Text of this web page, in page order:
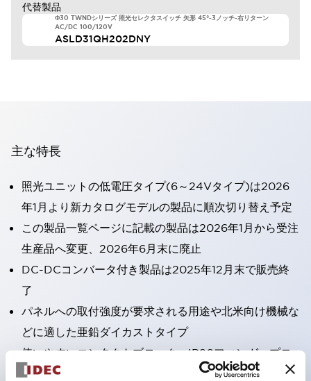
代替製品
Φ30 TWNDシリーズ 照光セレクタスイッチ 矢形 45°-3ノッチ-右リターン
AC/DC 100/120V
ASLD31QH202DNY
主な特長
照光ユニットの低電圧タイプ(6～24Vタイプ)は2026
年1月より新カタログモデルの製品に順次切り替え予定
この製品一覧ページに記載の製品は2026年1月から受注
生産品へ変更、2026年6月末に廃止
DC-DCコンバータ付き製品は2025年12月末で販売終
了
パネルへの取付強度が要求される用途や北米向け機械な
どに適した亜鉛ダイカストタイプ
使いやすいコンタクトブロック：IP20フィンガープロ
テクション構造、簡単取付け／取外し、ねじ脱落防止、